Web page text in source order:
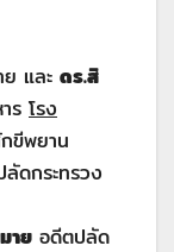
และ ดร.สิ
ร โรง
ขีพยาน
ดกระทรวง
าย อดีตปลัด